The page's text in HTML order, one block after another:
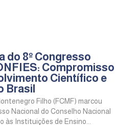
do 8º Congresso
Compromisso
Científico e
Brasil
Filho (FCMF) marcou
Nacional do Conselho Nacional
às Instituições de Ensino...